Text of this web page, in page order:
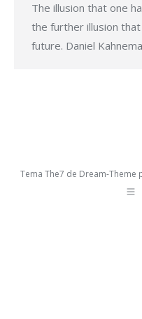
The illusion that one
the further illusion
future. Daniel
Tema The7 de Dream-Theme